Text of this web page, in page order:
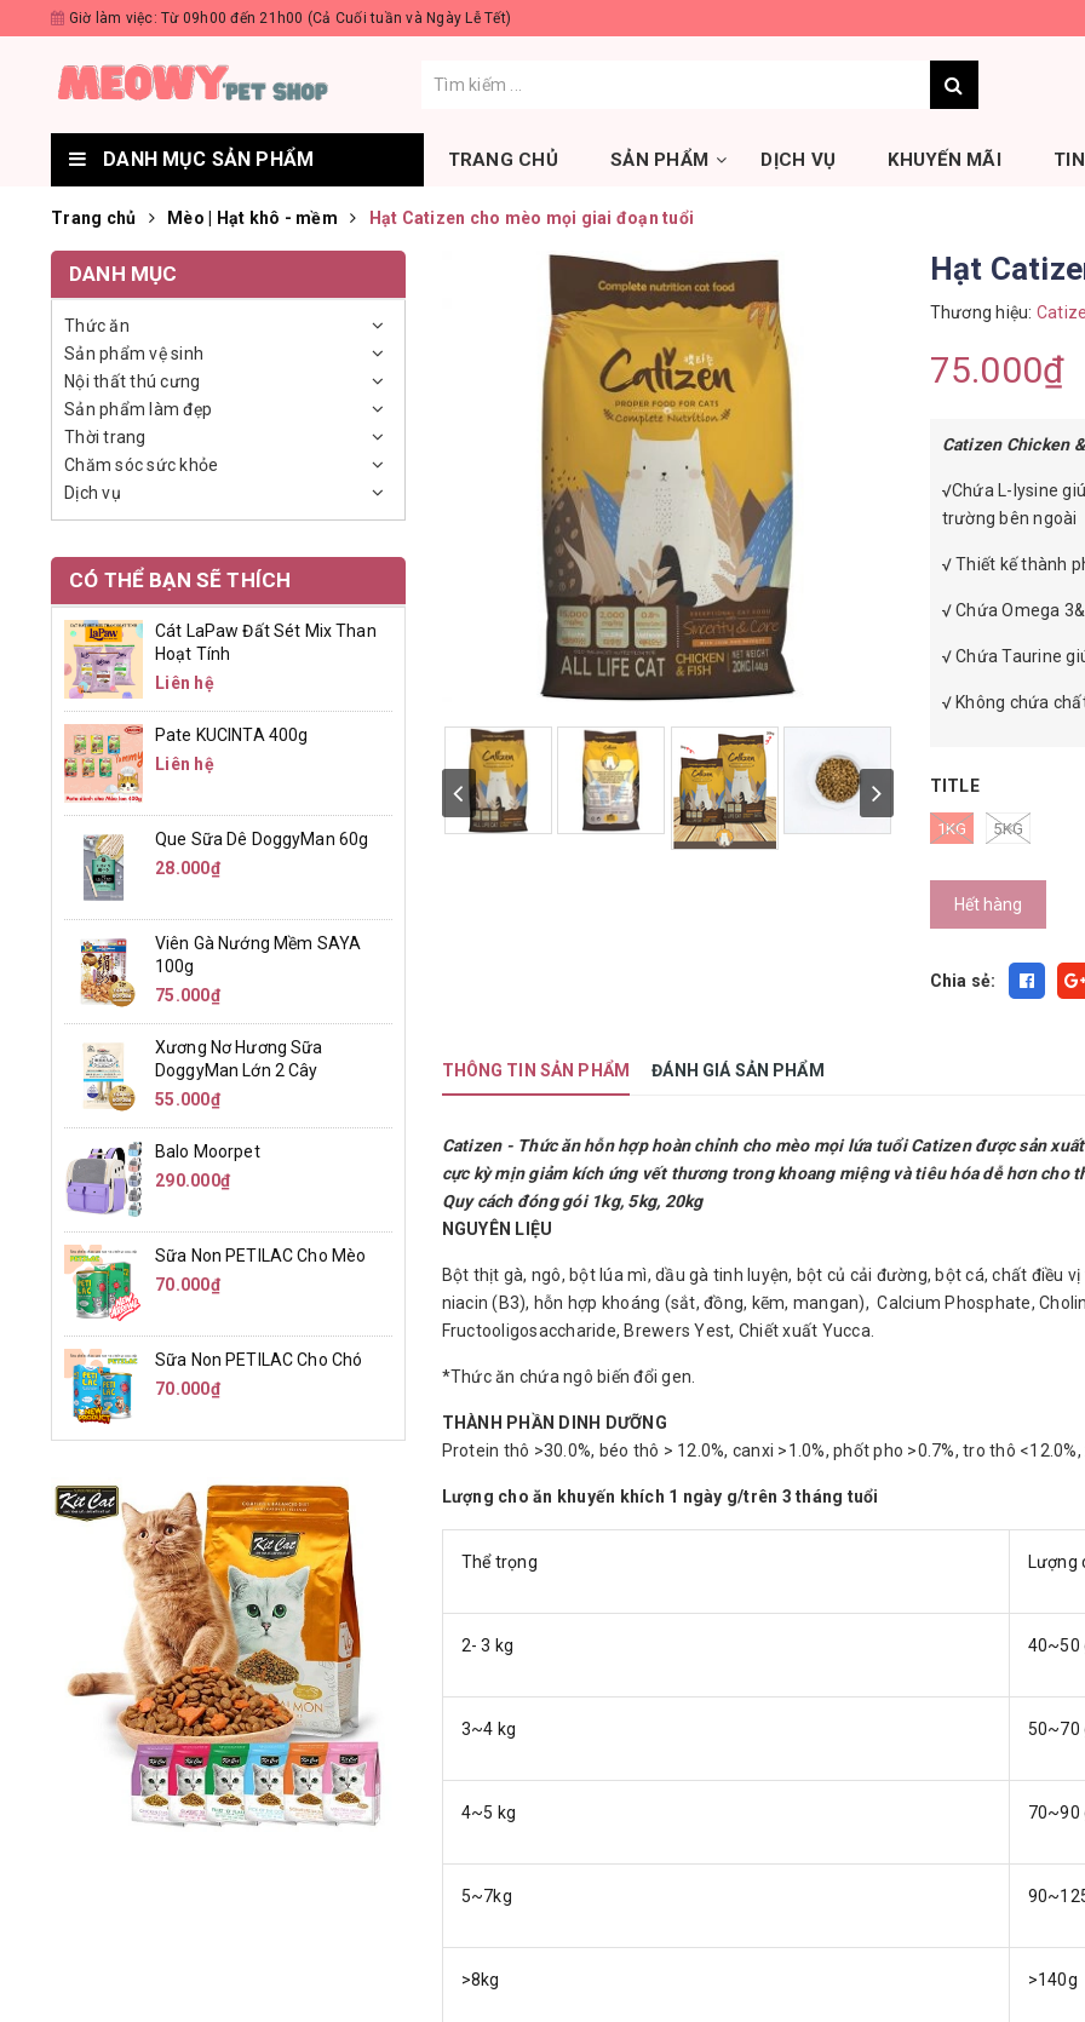
Giờ làm việc: Từ 09h00 đến 21h00 (Cả Cuối tuần và Ngày Lễ Tết)
DANH MỤC SẢN PHẨM TRANG CHỦ SẢN PHẨM DỊCH VỤ KHUYẾN MÃI
Trang chủ Mèo | Hạt khô - mềm Hạt Catizen cho mèo mọi giai đoạn tuổi
Hạt
Thương hiệu:
75.000₫
Catizen Chicken
√Chứa L-lysine
trường bên ngoài
√ Thiết kế thành
√ Chứa Omega
√ Chứa Taurine
√ Không chứa
TITLE
1KG 5KG
Hết hàng
Chia sẻ:
THÔNG TIN SẢN PHẨM ĐÁNH GIÁ SẢN PHẨM
Catizen - Thức ăn hỗn hợp hoàn chỉnh cho mèo mọi lứa tuổi Catizen được sản
cực kỳ mịn giảm kích ứng vết thương trong khoang miệng và tiêu hóa dễ hơn cho
Quy cách đóng gói 1kg, 5kg, 20kg
NGUYÊN LIỆU
Bột thịt gà, ngô, bột lúa mì, dầu gà tinh luyện, bột củ cải đường, bột cá, chất điều
niacin (B3), hỗn hợp khoáng (sắt, đồng, kẽm, mangan), Calcium Phosphate,
Fructooligosaccharide, Brewers Yest, Chiết xuất Yucca.
*Thức ăn chứa ngô biến đổi gen.
THÀNH PHẦN DINH DƯỠNG
Protein thô >30.0%, béo thô > 12.0%, canxi >1.0%, phốt pho >0.7%, tro thô
Lượng cho ăn khuyến khích 1 ngày g/trên 3 tháng tuổi
Thể trọng Lượng
2- 3 kg 40~50
3~4 kg 50~70
4~5 kg 70~90
5~7kg
>8kg >140g
DANH MỤC
Thức ăn
Sản phẩm vệ sinh
Nội thất thú cưng
Sản phẩm làm đẹp
Thời trang
Chăm sóc sức khỏe
Dịch vụ
CÓ THỂ BẠN SẼ THÍCH
Cát LaPaw Đất Sét Mix Than
Hoạt Tính
Liên hệ
Pate KUCINTA 400g
Liên hệ
Que Sữa Dê DoggyMan 60g
28.000₫
Viên Gà Nướng Mềm SAYA
100g
75.000₫
Xương Nơ Hương Sữa
DoggyMan Lớn 2 Cây
55.000₫
Balo Moorpet
290.000₫
Sữa Non PETILAC Cho Mèo
70.000₫
Sữa Non PETILAC Cho Chó
70.000₫